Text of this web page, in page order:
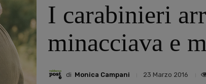
I carabinieri
minacciava e
di Monica Campani 23 Marzo 2016